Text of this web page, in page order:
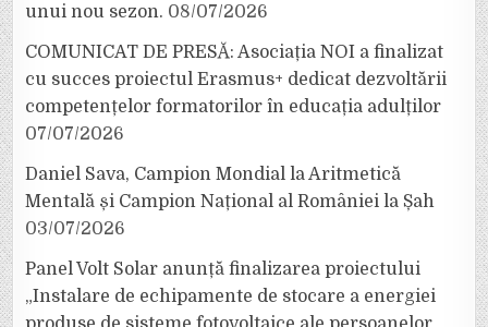
unui nou sezon. 08/07/2026
COMUNICAT DE PRESĂ: Asociația NOI a finalizat
cu succes proiectul Erasmus+ dedicat dezvoltării
competențelor formatorilor în educația adulților
07/07/2026
Daniel Sava, Campion Mondial la Aritmetică
Mentală și Campion Național al României la Șah
03/07/2026
Panel Volt Solar anunță finalizarea proiectului
„Instalare de echipamente de stocare a energiei